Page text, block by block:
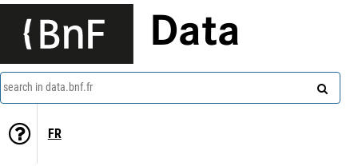
Data
search in data.bnf.fr
FR